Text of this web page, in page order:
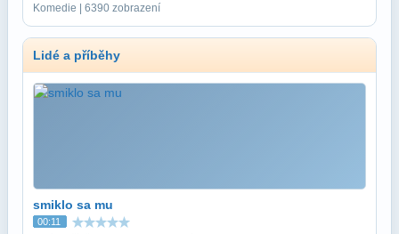
Komedie | 6390 zobrazení
Lidé a příběhy
smiklo sa mu
00:11